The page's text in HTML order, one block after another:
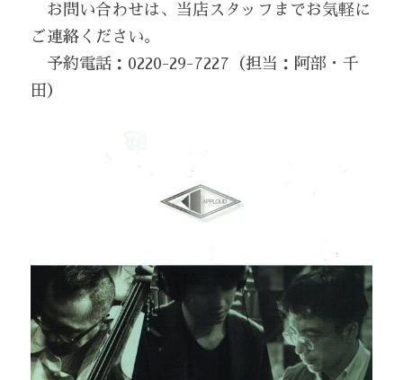
お問い合わせは、当店スタッフまでお気軽に
ご連絡ください。
予約電話：0220-29-7227（担当：阿部・千
田）